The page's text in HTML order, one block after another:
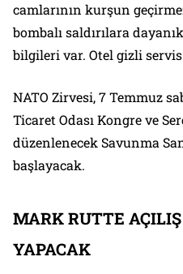
camlarının kurşun
bombalı saldırılara
bilgileri var. Otel gizli
NATO Zirvesi, 7 Temmuz
Ticaret Odası Kongre ve
düzenlenecek Savunma
başlayacak.
MARK RUTTE
YAPACAK